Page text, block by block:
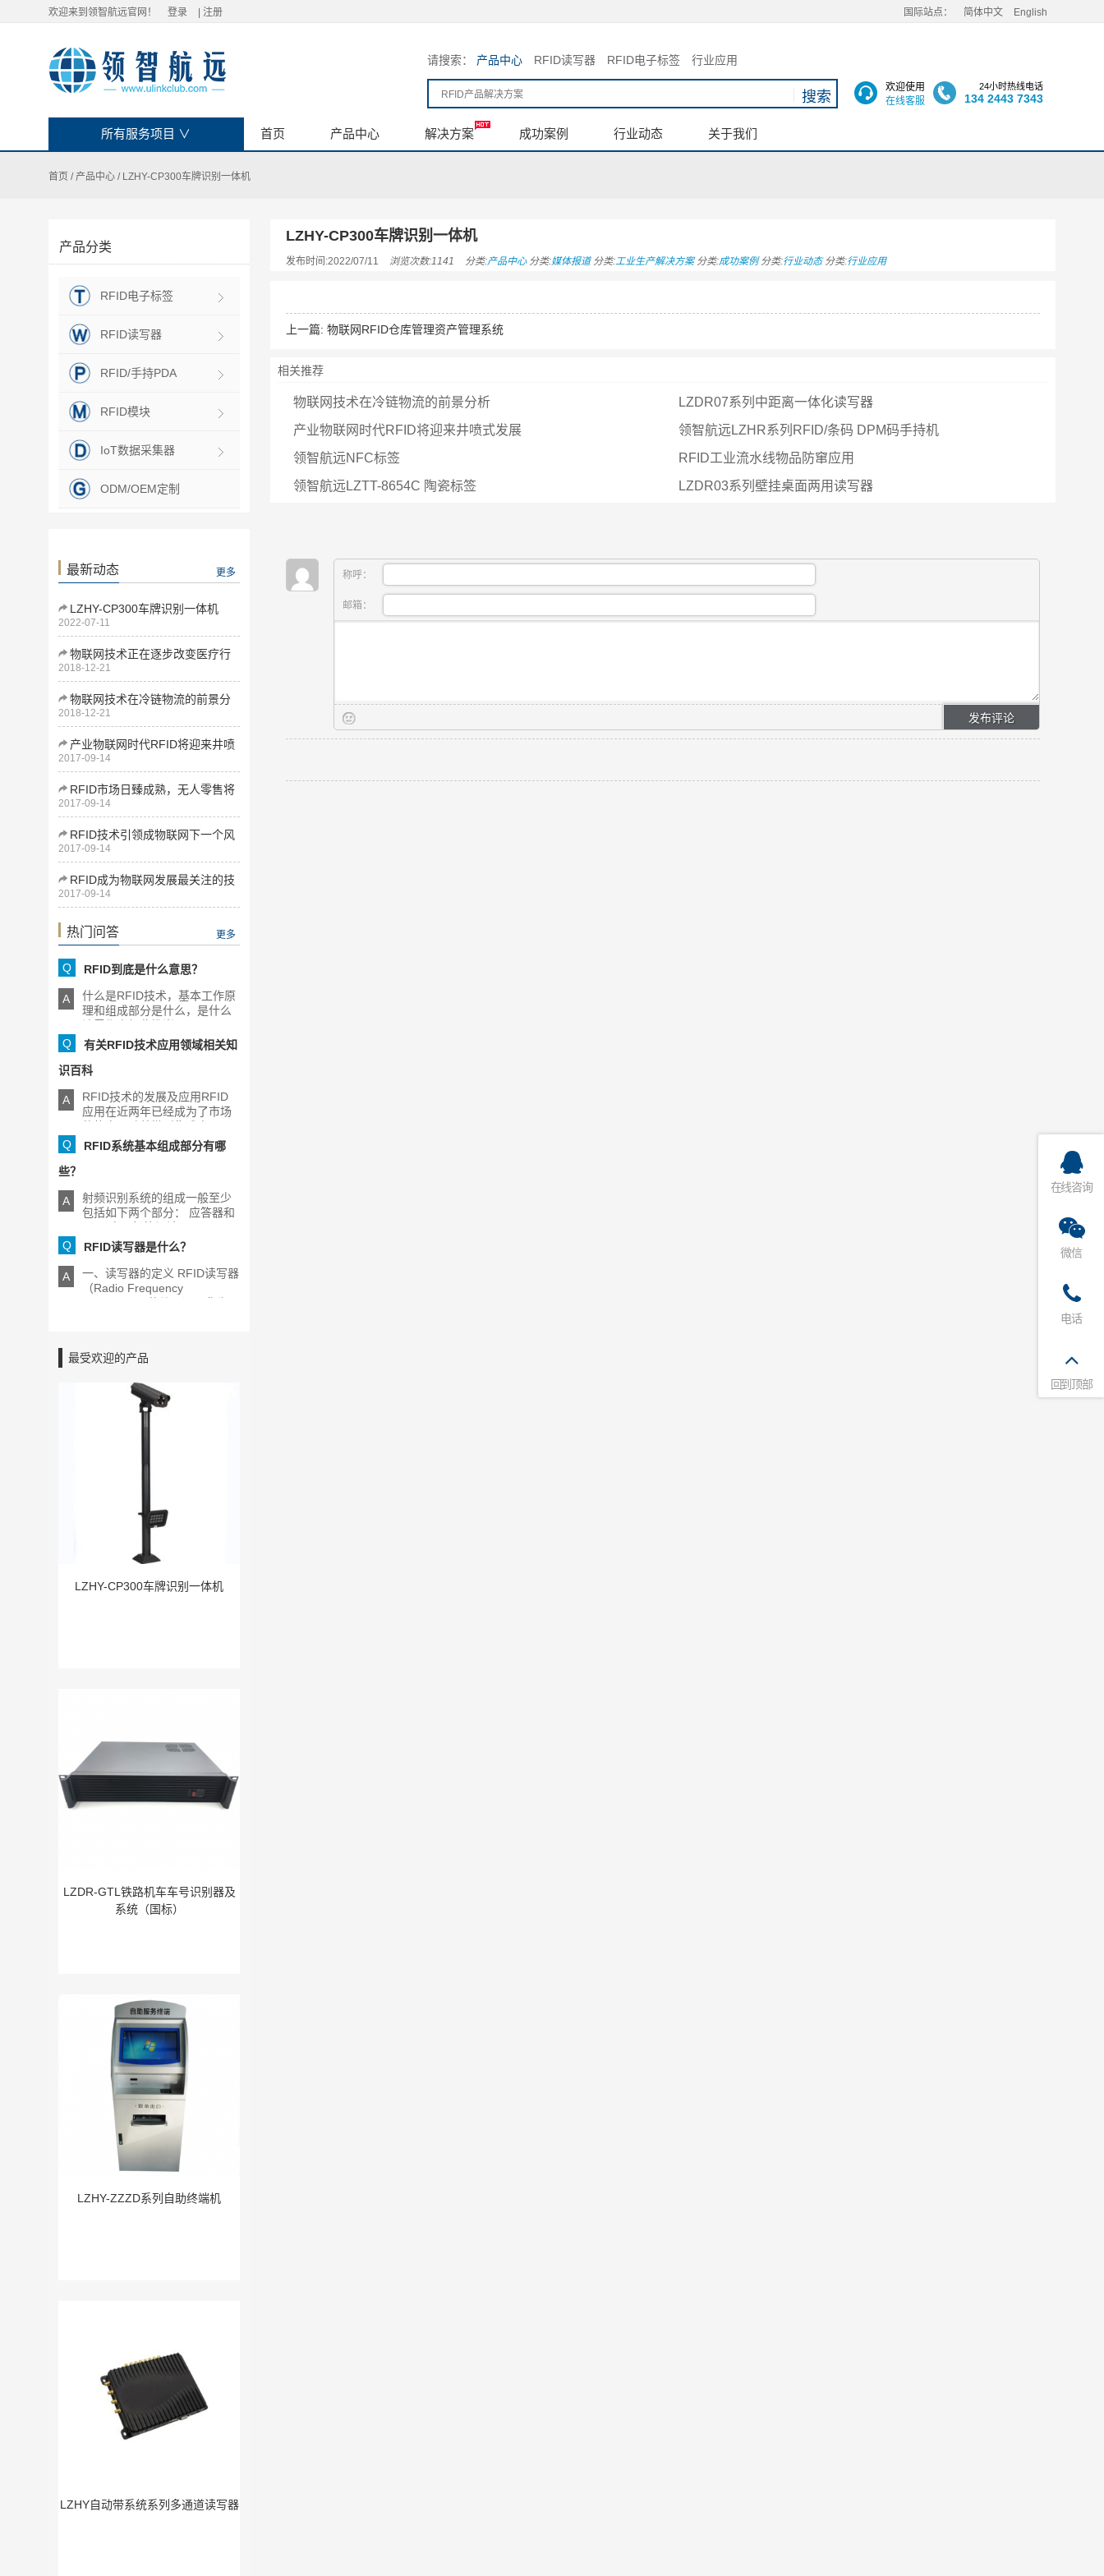
欢迎来到领智航远官网！ 登录 注册 国际站点： 简体中文 English
欢迎使用
在线客服
24小时热线电话
134 2443 7343
请搜索： 产品中心 RFID读写器 RFID电子标签 行业应用
所有服务项目 ∨ 首页 产品中心 解决方案 成功案例 行业动态 关于我们
首页 / 产品中心 / LZHY-CP300车牌识别一体机
产品分类
RFID电子标签
RFID读写器
RFID/手持PDA
RFID模块
IoT数据采集器
ODM/OEM定制
最新动态 更多
LZHY-CP300车牌识别一体机
2022-07-11
物联网技术正在逐步改变医疗行
业
2018-12-21
物联网技术在冷链物流的前景分
析
2018-12-21
产业物联网时代RFID将迎来井喷
式发展
2017-09-14
RFID市场日臻成熟，无人零售将
为下一增长点
2017-09-14
RFID技术引领成物联网下一个风
口
2017-09-14
RFID成为物联网发展最关注的技
术
2017-09-14
热门问答 更多
Q RFID到底是什么意思？
A
什么是RFID技术，基本工作原
理和组成部分是什么，是什么
Q
有关RFID技术应用领域相关知
识百科
A
RFID技术的发展及应用RFID
应用在近两年已经成为了市场
Q
RFID系统基本组成部分有哪
些？
A
射频识别系统的组成一般至少
包括如下两个部分： 应答器和
Q
RFID读写器是什么？
A
一、读写器的定义 RFID读写器
（Radio Frequency
最受欢迎的产品
LZHY-CP300车牌识别一体机
LZDR-GTL铁路机车车号识别器及
系统（国标）
LZHY-ZZZD系列自助终端机
LZHY自动带系统系列多通道读写器
LZHY-CP300车牌识别一体机
发布时间:2022/07/11 浏览次数:1141 分类:产品中心分类:媒体报道分类:工业生产解决方案分类:成功案例分类:行业动态分类:行业应用
上一篇: 物联网RFID仓库管理资产管理系统
相关推荐
物联网技术在冷链物流的前景分析
LZDR07系列中距离一体化读写器
产业物联网时代RFID将迎来井喷式发展
领智航远LZHR系列RFID/条码 DPM码手持机
领智航远NFC标签
RFID工业流水线物品防窜应用
领智航远LZTT-8654C 陶瓷标签
LZDR03系列壁挂桌面两用读写器
称呼：
邮箱：
在线咨询
微信
电话
回到顶部